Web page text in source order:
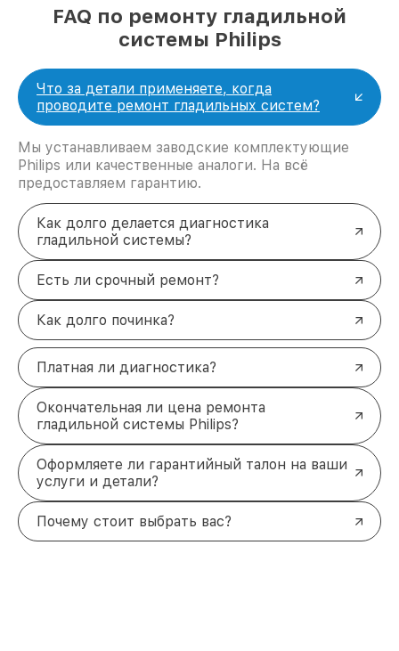
FAQ по ремонту гладильной
системы Philips
Что за детали применяете, когда
проводите ремонт гладильных систем?
Мы устанавливаем заводские комплектующие
Philips или качественные аналоги. На всё
предоставляем гарантию.
Как долго делается диагностика
гладильной системы?
Есть ли срочный ремонт?
Как долго починка?
Платная ли диагностика?
Окончательная ли цена ремонта
гладильной системы Philips?
Оформляете ли гарантийный талон на ваши
услуги и детали?
Почему стоит выбрать вас?